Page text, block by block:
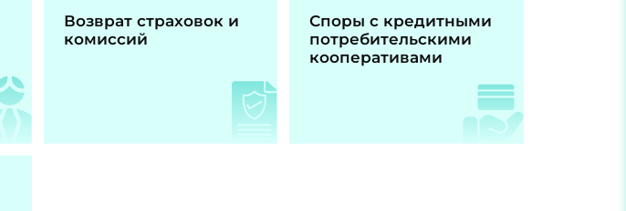
Возврат страховок и
комиссий
Споры с кредитными
потребительскими
кооперативами